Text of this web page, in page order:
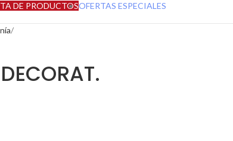
DE PRODUCTOSOFERTAS ESPECIALES